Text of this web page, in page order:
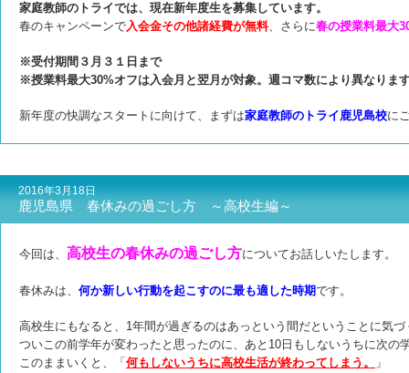
家庭教師のトライでは、現在新年度生を募集しています。
春のキャンペーンで入会金その他諸経費が無料、さらに春の授業料最大
※受付期間３月３１日まで
※授業料最大30%オフは入会月と翌月が対象。週コマ数により異なりま
新年度の快調なスタートに向けて、まずは家庭教師のトライ鹿児島校に
2016年3月18日
鹿児島県 春休みの過ごし方 ～高校生編～
今回は、 高校生の春休みの過ごし方についてお話しいたします。
春休みは、 何か新しい行動を起こすのに最も適した時期です。
高校生にもなると、1年間が過ぎるのはあっという間だということに気づ
ついこの前学年が変わったと思ったのに、あと10日もしないうちに次の
このままいくと、「 何もしないうちに高校生活が終わってしまう。
」